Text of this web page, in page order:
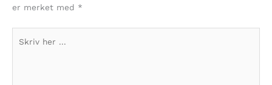
er merket med *